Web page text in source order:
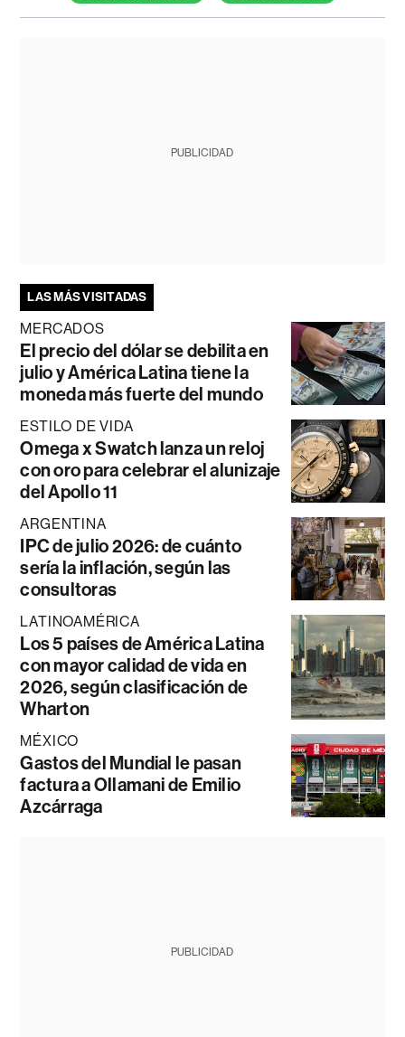
PUBLICIDAD
LAS MÁS VISITADAS
MERCADOS
El precio del dólar se debilita en
julio y América Latina tiene la
moneda más fuerte del mundo
ESTILO DE VIDA
Omega x Swatch lanza un reloj
con oro para celebrar el alunizaje
del Apollo 11
ARGENTINA
IPC de julio 2026: de cuánto
sería la inflación, según las
consultoras
LATINOAMÉRICA
Los 5 países de América Latina
con mayor calidad de vida en
2026, según clasificación de
Wharton
MÉXICO
Gastos del Mundial le pasan
factura a Ollamani de Emilio
Azcárraga
PUBLICIDAD